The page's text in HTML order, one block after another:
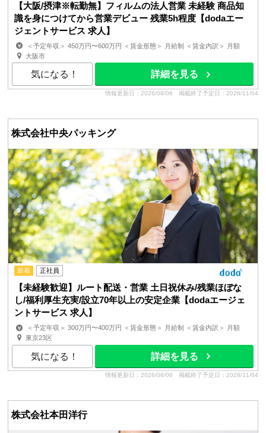
【大阪/摂津※転勤無】フィルムの法人営業 未経験 商品知
識を身につけてから営業デビュー 残業5h程度【dodaエー
ジェントサービス 求人】
＜予定年収＞ 450万円〜600万円 ＜賃金形態＞ 月給制 ＜賃金内訳＞ 月額
（基本給）：250,000円〜350,000円 その他固定手当...
大阪市
気になる！ 詳細を見る
情報更新日：2026/08/06 掲載終了予定日：2026/11/04
株式会社中央パッキング
新着 正社員
【未経験歓迎】ルート配送・営業 土日祝休み/残業ほぼな
し/福利厚生充実/設立70年以上の安定企業【dodaエージェ
ントサービス 求人】
＜予定年収＞ 300万円〜400万円 ＜賃金形態＞ 月給制 ＜賃金内訳＞ 月額
（基本給）：165,000円〜200,000円 その他固定手当...
東京23区
気になる！ 詳細を見る
情報更新日：2026/08/06 掲載終了予定日：2026/11/04
株式会社本田洋行